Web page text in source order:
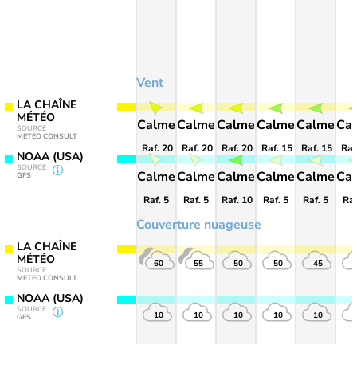
LA CHAÎNE
MÉTÉO
SOURCE
METEO CONSULT
NOAA (USA)
SOURCE
GFS
LA CHAÎNE
MÉTÉO
SOURCE
METEO CONSULT
NOAA (USA)
SOURCE
GFS
Vent
Couverture nuageuse
Calme
Raf. 20
Calme
Raf. 5
60
10
Calme
Raf. 20
Calme
Raf. 5
55
10
Calme
Raf. 20
Calme
Raf. 10
50
10
Calme
Raf. 15
Calme
Raf. 5
50
10
Calme
Raf. 15
Calme
Raf. 5
45
10